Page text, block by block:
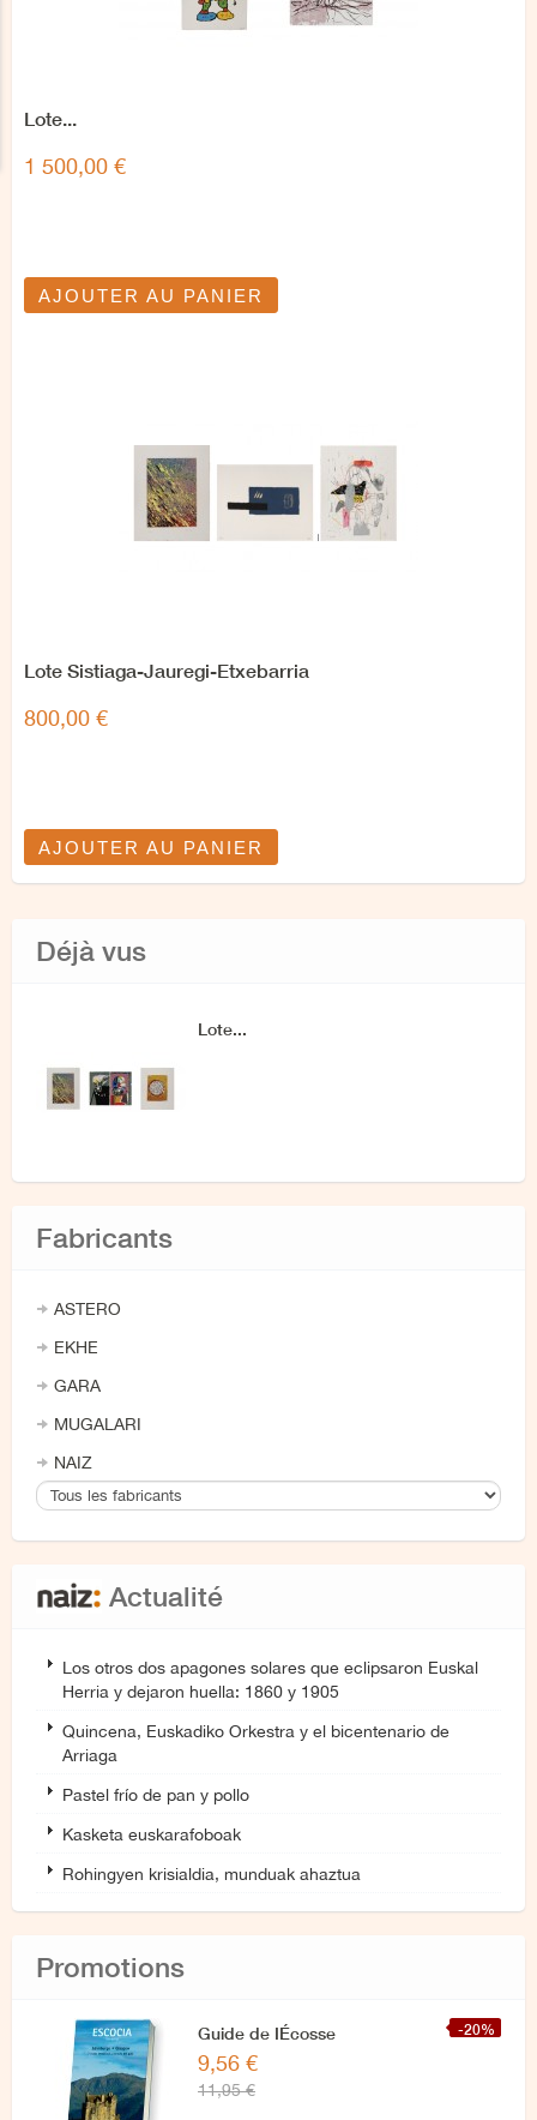
Lote...
1 500,00 €
AJOUTER AU PANIER
Lote Sistiaga-Jauregi-Etxebarria
800,00 €
AJOUTER AU PANIER
Déjà vus
Lote...
Fabricants
ASTERO
EKHE
GARA
MUGALARI
NAIZ
Actualité
Los otros dos apagones solares que eclipsaron Euskal
Herria y dejaron huella: 1860 y 1905
Quincena, Euskadiko Orkestra y el bicentenario de
Arriaga
Pastel frío de pan y pollo
Kasketa euskarafoboak
Rohingyen krisialdia, munduak ahaztua
Promotions
-20%
Guide de IÉcosse
9,56 €
11,95 €